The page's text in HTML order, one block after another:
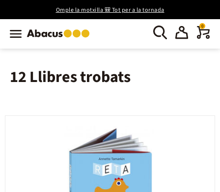
Omple la motxilla 🎒 Tot per a la tornada
0
12 Llibres trobats